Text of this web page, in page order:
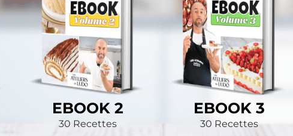
EBOOK 2
30 Recettes
EBOOK 3
30 Recettes